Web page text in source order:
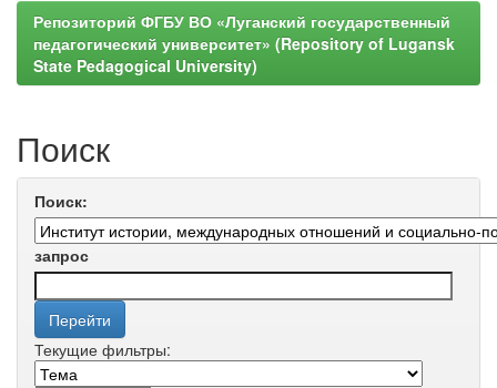
Репозиторий ФГБУ ВО «Луганский государственный
педагогический университет» (Repository of Lugansk
State Pedagogical University)
Поиск
Поиск:
запрос
Текущие фильтры: